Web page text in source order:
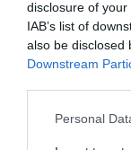
disclosure of
IAB’s list of
also be disclosed
Downstream
Personal